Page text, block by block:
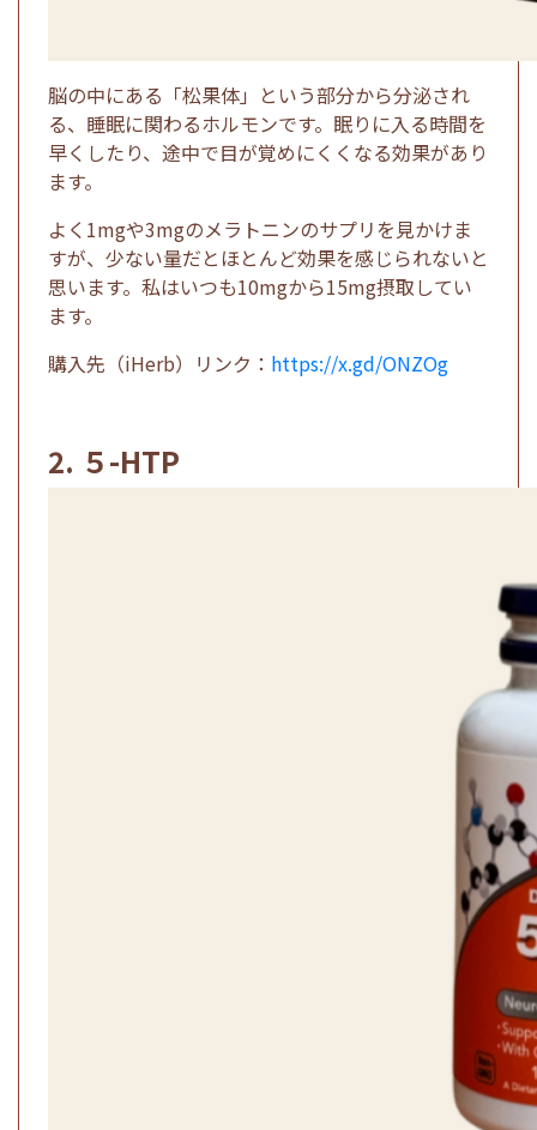
脳の中にある「松果体」という部分から分泌され
る、睡眠に関わるホルモンです。眠りに入る時間を
早くしたり、途中で目が覚めにくくなる効果があり
ます。
よく1mgや3mgのメラトニンのサプリを見かけま
すが、少ない量だとほとんど効果を感じられないと
思います。私はいつも10mgから15mg摂取してい
ます。
購入先（iHerb）リンク： https://x.gd/ONZOg
2. ５-HTP